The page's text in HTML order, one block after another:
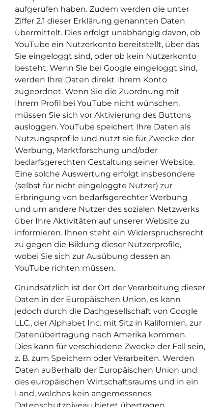
aufgerufen haben. Zudem werden die unter
Ziffer 2.1 dieser Erklärung genannten Daten
übermittelt. Dies erfolgt unabhängig davon, ob
YouTube ein Nutzerkonto bereitstellt, über das
Sie eingeloggt sind, oder ob kein Nutzerkonto
besteht. Wenn Sie bei Google eingeloggt sind,
werden Ihre Daten direkt Ihrem Konto
zugeordnet. Wenn Sie die Zuordnung mit
Ihrem Profil bei YouTube nicht wünschen,
müssen Sie sich vor Aktivierung des Buttons
ausloggen. YouTube speichert Ihre Daten als
Nutzungsprofile und nutzt sie für Zwecke der
Werbung, Marktforschung und/oder
bedarfsgerechten Gestaltung seiner Website.
Eine solche Auswertung erfolgt insbesondere
(selbst für nicht eingeloggte Nutzer) zur
Erbringung von bedarfsgerechter Werbung
und um andere Nutzer des sozialen Netzwerks
über Ihre Aktivitäten auf unserer Website zu
informieren. Ihnen steht ein Widerspruchsrecht
zu gegen die Bildung dieser Nutzerprofile,
wobei Sie sich zur Ausübung dessen an
YouTube richten müssen.
Grundsätzlich ist der Ort der Verarbeitung dieser
Daten in der Europäischen Union, es kann
jedoch durch die Dachgesellschaft von Google
LLC., der Alphabet Inc. mit Sitz in Kalifornien, zur
Datenübertragung nach Amerika kommen.
Dies kann für verschiedene Zwecke der Fall sein,
z. B. zum Speichern oder Verarbeiten. Werden
Daten außerhalb der Europäischen Union und
des europäischen Wirtschaftsraums und in ein
Land, welches kein angemessenes